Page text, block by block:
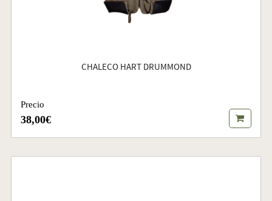
CHALECO HART DRUMMOND
Precio
38,00€